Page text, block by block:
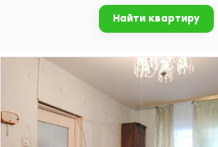
Найти квартиру